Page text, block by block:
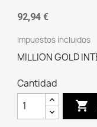
92,94 €
Impuestos incluidos
MILLION GOLD
Cantidad
